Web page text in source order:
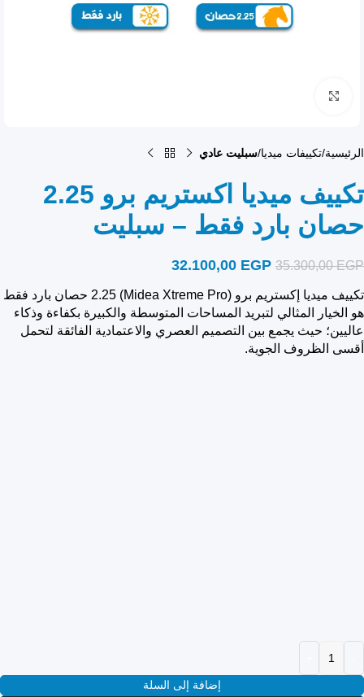
الرئيسية تكييفات ميديا سبليت عادي
تكييف ميديا اكستريم برو 2.25
حصان بارد فقط – سبليت
35.300,00EGP
32.100,00 EGP
تكييف ميديا إكستريم برو (Midea Xtreme Pro) 2.25 حصان بارد فقط
هو الخيار المثالي لتبريد المساحات المتوسطة والكبيرة بكفاءة وذكاء
عاليين؛ حيث يجمع بين التصميم العصري والاعتمادية الفائقة لتحمل
أقسى الظروف الجوية.
إضافة إلى السلة